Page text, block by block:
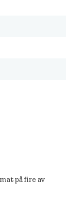
på fire av